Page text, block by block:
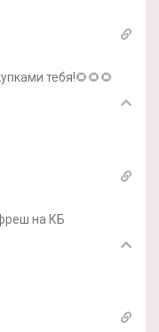
тебя!🌻🌻🌻
на КБ